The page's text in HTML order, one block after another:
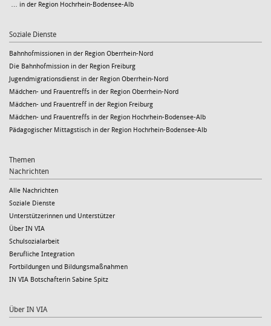
… in der Region Hochrhein-Bodensee-Alb
Soziale Dienste
Bahnhofmissionen in der Region Oberrhein-Nord
Die Bahnhofmission in der Region Freiburg
Jugendmigrationsdienst in der Region Oberrhein-Nord
Mädchen- und Frauentreffs in der Region Oberrhein-Nord
Mädchen- und Frauentreff in der Region Freiburg
Mädchen- und Frauentreffs in der Region Hochrhein-Bodensee-Alb
Pädagogischer Mittagstisch in der Region Hochrhein-Bodensee-Alb
Themen
Nachrichten
Alle Nachrichten
Soziale Dienste
Unterstützerinnen und Unterstützer
Über IN VIA
Schulsozialarbeit
Berufliche Integration
Fortbildungen und Bildungsmaßnahmen
IN VIA Botschafterin Sabine Spitz
Über IN VIA